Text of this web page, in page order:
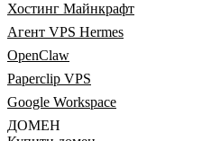
Хостинг Майнкрафт
Агент VPS Hermes
OpenClaw
Paperclip VPS
Google Workspace
ДОМЕН